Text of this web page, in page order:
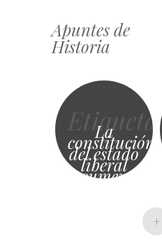
Apuntes de
Historia
Saltar
al
Etiqueta
La
constitución
del estado
liberal
resumenes
+